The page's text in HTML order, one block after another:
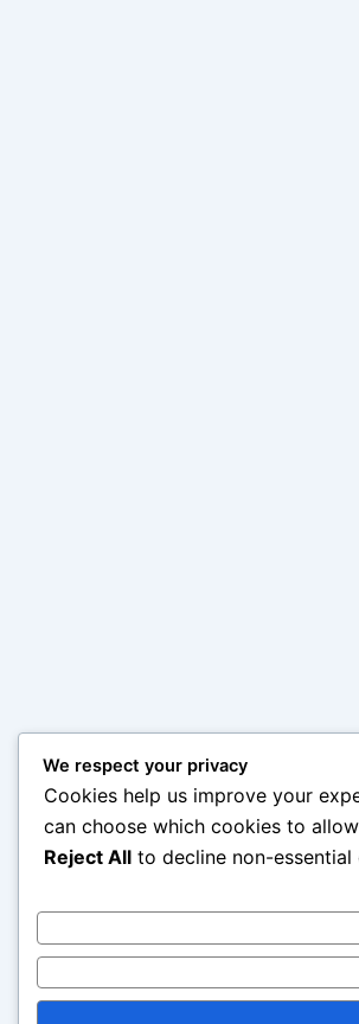
We respect your privacy
Cookies help us improve your
can choose which cookies to
Reject All to decline non-essential